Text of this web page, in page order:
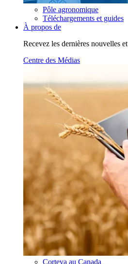
Pôle agronomique
Téléchargements et guides
À propos de
Recevez les dernières nouvelles
Centre des Médias
Corteva au Canada